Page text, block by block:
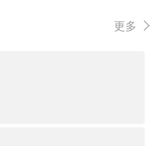
更多